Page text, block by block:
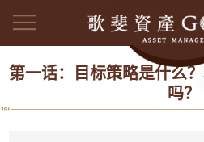
第一话：目标策略是什么
吗？